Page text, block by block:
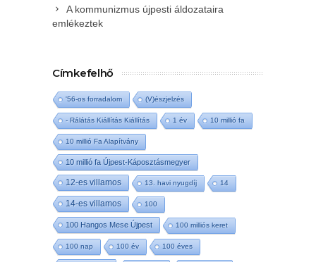
A kommunizmus újpesti áldozataira
emlékeztek
Címkefelhő
'56-os forradalom (V)észjelzés
- Rálátás Kiállítás Kiállítás 1 év 10 millió fa
10 millió Fa Alapítvány
10 millió fa Újpest-Káposztásmegyer
12-es villamos 13. havi nyugdíj 14
14-es villamos 100
100 Hangos Mese Újpest 100 milliós keret
100 nap 100 év 100 éves